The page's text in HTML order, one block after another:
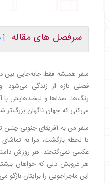
سرفصل های مقاله
[
・
روز اول – سلام
・
روز دوم – جاده‌های
پنگوئن‌هایی بامزه
・روز سوم – تیبِل ماونتین
باغ‌هایی از جنس رؤیا
・روز چهارم – خداحافظ
و جنگل
・ روز پنجم – سافاری،
・روز ششم – ورود به
طبیعت
سفر همیشه فقط جابه‌جایی بین
فصلی تازه از زندگی‌ می‌شود.
رنگ‌ها، صداها و لبخندهایش
می‌کنی که جهان ناگهان بزرگ‌تر
سفر من به آفریقای جنوبی چنین
تا لحظه بازگشت، مرا به
عکسی نمی‌گنجند. هر روزش
هر غروبش دلی که خواهان
این ماجراجویی را برایتان بازگو